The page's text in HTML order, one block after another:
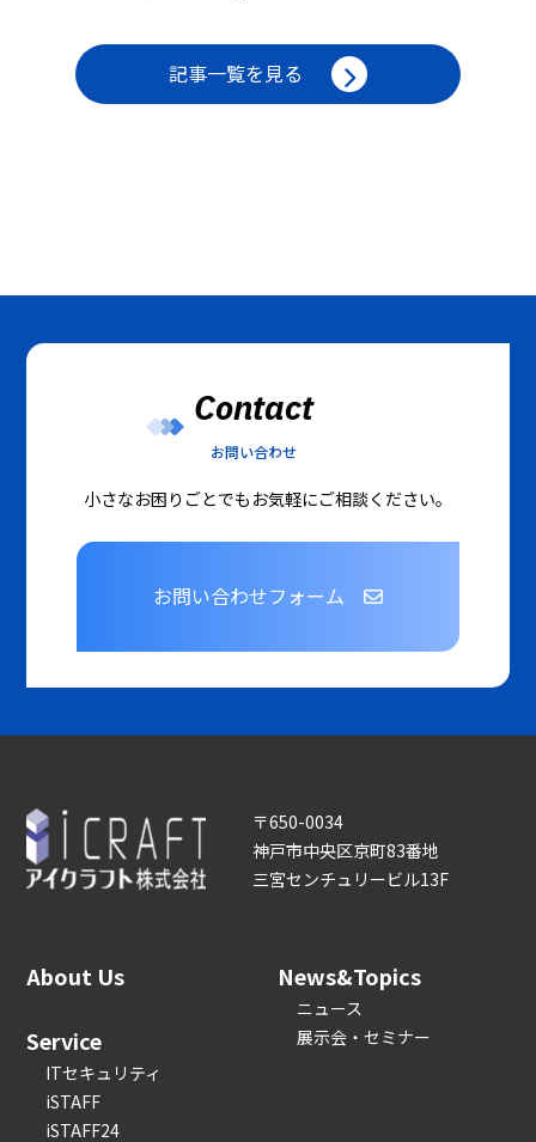
記事一覧を見る
Contact
お問い合わせ
小さなお困りごとでもお気軽にご相談ください。
お問い合わせフォーム
〒650-0034
神戸市中央区京町83番地
三宮センチュリービル13F
About Us
Service
ITセキュリティ
iSTAFF
iSTAFF24
News&Topics
ニュース
展示会・セミナー